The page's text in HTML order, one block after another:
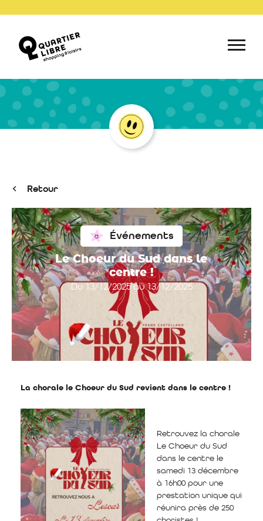
Retour
Événements
Le Choeur du Sud dans le
centre !
Du 13/12/2025 au 13/12/2025
La chorale le Choeur du Sud revient dans le centre !
Retrouvez la chorale
Le Choeur du Sud
dans le centre le
samedi 13 décembre
à 16h00 pour une
prestation unique qui
réunira près de 250